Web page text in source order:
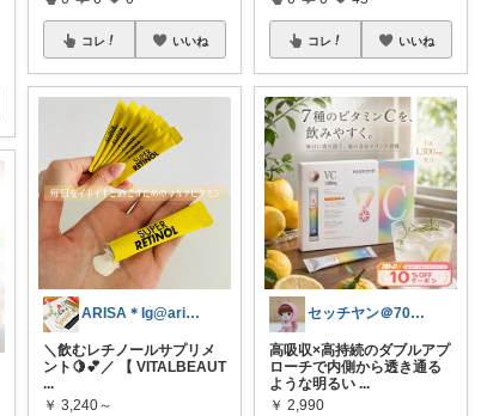
コレ いいね
ARISA＊Ig@arishan0630
＼飲むレチノールサプリメ
ント🍋💕／ 【 VITALBEAUT
...
￥ 3,240～
コレ いいね
セッチヤン＠70代からの美容
高吸収×高持続のダブルアプ
ローチで内側から透き通る
ような明るい ...
￥ 2,990